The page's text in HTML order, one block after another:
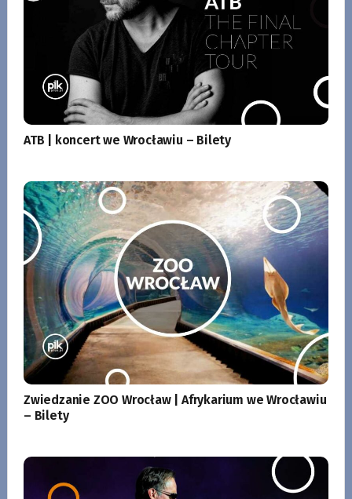
ATB | koncert we Wrocławiu – Bilety
Zwiedzanie ZOO Wrocław | Afrykarium we Wrocławiu
– Bilety